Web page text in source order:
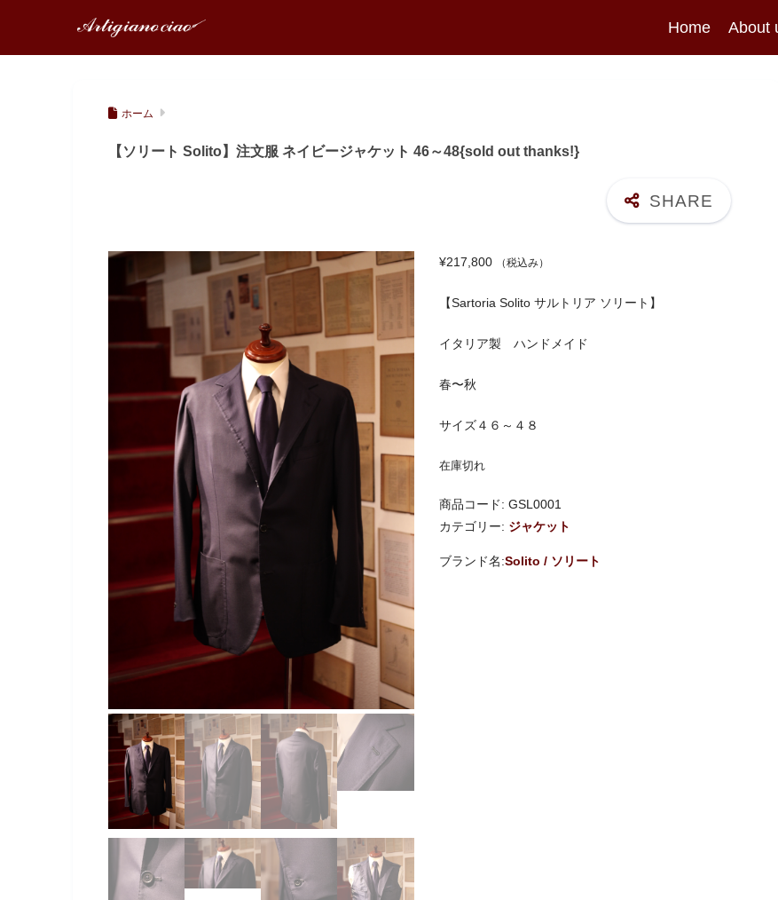
Home About
ホーム
【ソリート Solito】注文服 ネイビージャケット 46～48{sold out thanks!}
¥217,800 （税込み）
【Sartoria Solito サルトリア ソリート】
イタリア製 ハンドメイド
春〜秋
サイズ４６～４８
在庫切れ
商品コード:GSL0001
カテゴリー: ジャケット
Solito / ソリート